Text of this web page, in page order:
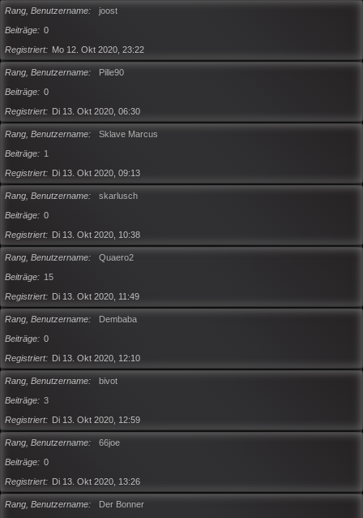
Rang, Benutzername
joost
Beiträge
0
Registriert
Mo 12. Okt 2020, 23:22
Rang, Benutzername
Pille90
Beiträge
0
Registriert
Di 13. Okt 2020, 06:30
Rang, Benutzername
Sklave Marcus
Beiträge
1
Registriert
Di 13. Okt 2020, 09:13
Rang, Benutzername
skarlusch
Beiträge
0
Registriert
Di 13. Okt 2020, 10:38
Rang, Benutzername
Quaero2
Beiträge
15
Registriert
Di 13. Okt 2020, 11:49
Rang, Benutzername
Dembaba
Beiträge
0
Registriert
Di 13. Okt 2020, 12:10
Rang, Benutzername
bivot
Beiträge
3
Registriert
Di 13. Okt 2020, 12:59
Rang, Benutzername
66joe
Beiträge
0
Registriert
Di 13. Okt 2020, 13:26
Rang, Benutzername Der Bonner